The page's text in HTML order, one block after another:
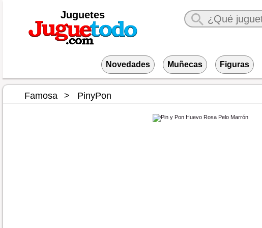
Juguetes
Novedades Muñecas Figuras
Famosa PinyPon